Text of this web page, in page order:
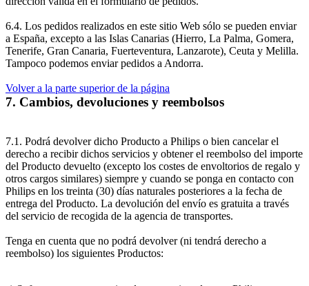
6.4. Los pedidos realizados en este sitio Web sólo se pueden enviar
a España, excepto a las Islas Canarias (Hierro, La Palma, Gomera,
Tenerife, Gran Canaria, Fuerteventura, Lanzarote), Ceuta y Melilla.
Tampoco podemos enviar pedidos a Andorra.
Volver a la parte superior de la página
7. Cambios, devoluciones y reembolsos
7.1. Podrá devolver dicho Producto a Philips o bien cancelar el
derecho a recibir dichos servicios y obtener el reembolso del importe
del Producto devuelto (excepto los costes de envoltorios de regalo y
otros cargos similares) siempre y cuando se ponga en contacto con
Philips en los treinta (30) días naturales posteriores a la fecha de
entrega del Producto. La devolución del envío es gratuita a través
del servicio de recogida de la agencia de transportes.
Tenga en cuenta que no podrá devolver (ni tendrá derecho a
reembolso) los siguientes Productos: